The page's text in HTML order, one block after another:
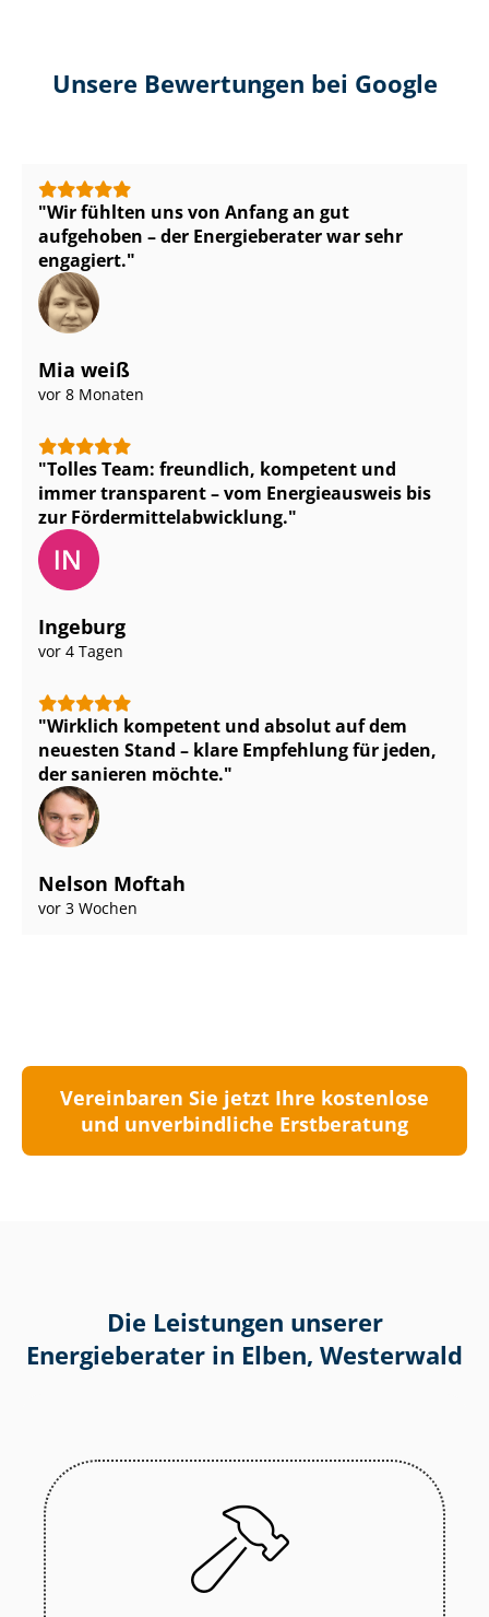
Unsere Bewertungen bei Google
Wir fühlten uns von Anfang an gut
aufgehoben – der Energieberater war sehr
engagiert.
Mia weiß
vor 8 Monaten
Tolles Team: freundlich, kompetent und
immer transparent – vom Energieausweis bis
zur För­der­mit­tel­ab­wick­lung.
Ingeburg
vor 4 Tagen
Wirklich kompetent und absolut auf dem
neuesten Stand – klare Empfehlung für jeden,
der sanieren möchte.
Nelson Moftah
vor 3 Wochen
Vereinbaren Sie jetzt Ihre kostenlose
und unverbindliche Erstberatung
Die Leistungen unserer
Energieberater in Elben, Westerwald